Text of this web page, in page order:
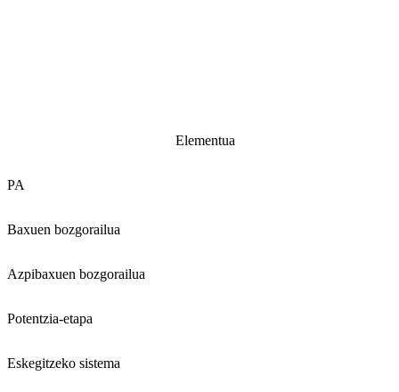
Elementua
PA
Baxuen bozgorailua
Azpibaxuen bozgorailua
Potentzia-etapa
Eskegitzeko sistema